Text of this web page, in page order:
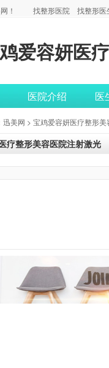
！ 找整形医院 找整形医
爱容妍医
医院介绍 医
迅美网 > 宝鸡爱容妍医疗整形美
疗整形美容医院注射激光